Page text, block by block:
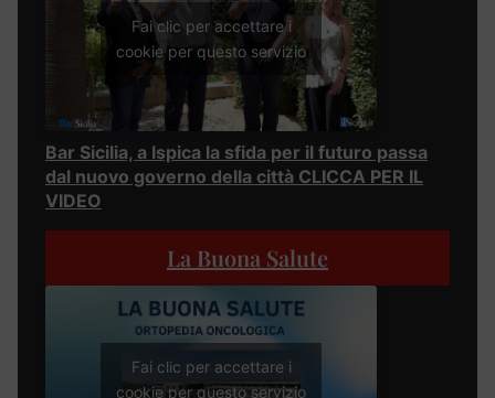
Fai clic per accettare i
cookie per questo servizio
Bar Sicilia, a Ispica la sfida per il futuro passa
dal nuovo governo della città CLICCA PER IL
VIDEO
La Buona Salute
Fai clic per accettare i
cookie per questo servizio